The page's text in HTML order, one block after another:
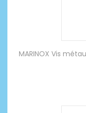
MARINOX Vis